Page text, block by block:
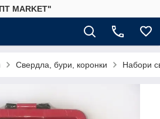
MARKET"
Свердла, бури, коронки Набори